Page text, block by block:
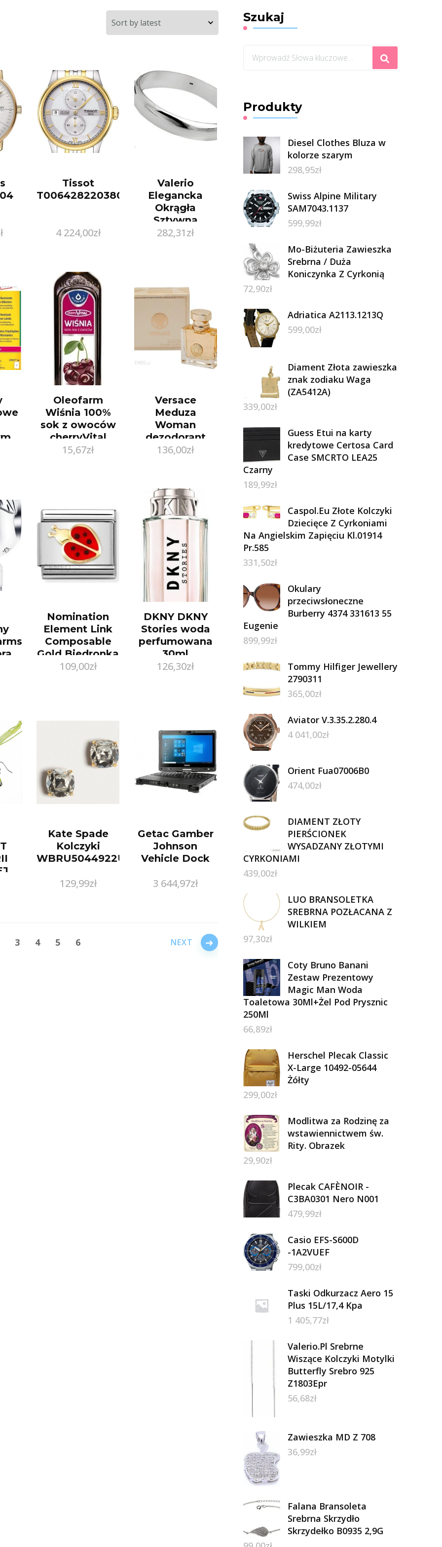
Tissot
T0064282203802
4 224,00zł
Valerio
Elegancka
Okrągła
Sztywna
Szeroka
FB432
282,31zł
Oleofarm
Wiśnia 100%
sok z owoców
cherryVital
490ml
15,67zł
Versace
Meduza
Woman
dezodorant
50ml spray
136,00zł
Nomination
Element Link
Composable
Gold Biedronka
030272/69
109,00zł
DKNY DKNY
Stories woda
perfumowana
30ml
126,30zł
Kate Spade
Kolczyki
WBRU5044922U
129,99zł
Getac Gamber
Johnson
Vehicle Dock
3 644,97zł
3 4 5 6 →
Szukaj
Szukasz
Produkty
Diesel Clothes Bluza w
kolorze szarym
298,95zł
Swiss Alpine Military
SAM7043.1137
599,99zł
Mo-Biżuteria Zawieszka
Srebrna / Duża
Koniczynka Z Cyrkonią
72,90zł
Adriatica A2113.1213Q
599,00zł
Diament Złota zawieszka
znak zodiaku Waga
(ZA5412A)
339,00zł
Guess Etui na karty
kredytowe Certosa Card
Case SMCRTO LEA25
Czarny
189,99zł
Caspol.Eu Złote Kolczyki
Dziecięce Z Cyrkoniami
Na Angielskim Zapięciu Kl.01914
Pr.585
331,50zł
Okulary
przeciwsłoneczne
Burberry 4374 331613 55
Eugenie
899,99zł
Tommy Hilfiger Jewellery
2790311
365,00zł
Aviator V.3.35.2.280.4
4 041,00zł
Orient Fua07006B0
474,00zł
DIAMENT ZŁOTY
PIERŚCIONEK
WYSADZANY ZŁOTYMI
CYRKONIAMI
439,00zł
LUO BRANSOLETKA
SREBRNA POZŁACANA Z
WILKIEM
97,30zł
Coty Bruno Banani
Zestaw Prezentowy
Magic Man Woda
Toaletowa 30Ml+Żel Pod Prysznic
250Ml
66,89zł
Herschel Plecak Classic
X-Large 10492-05644
Żółty
299,00zł
Modlitwa za Rodzinę za
wstawiennictwem św.
Rity. Obrazek
29,90zł
Plecak CAFÈNOIR -
C3BA0301 Nero N001
479,99zł
Casio EFS-S600D
-1A2VUEF
799,00zł
Taski Odkurzacz Aero 15
Plus 15L/17,4 Kpa
1 405,77zł
Valerio.Pl Srebrne
Wiszące Kolczyki Motylki
Butterfly Srebro 925
Z1803Epr
56,68zł
Zawieszka MD Z 708
36,99zł
Falana Bransoleta
Srebrna Skrzydło
Skrzydełko B0935 2,9G